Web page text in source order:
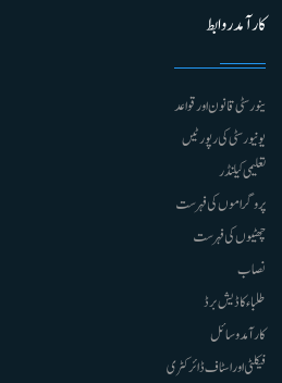
کارآمد روابط
ینورسٹی قانون اور قواعد
یونیورسٹی کی رپورٹیں
تعلیمی کیلنڈر
پروگراموں کی فہرست
چھٹیوں کی فہرست
نصاب
طلباء کا ڈیش برڈ
کارآمد وسائل
فیکلٹی اور اسٹاف ڈائرکٹری